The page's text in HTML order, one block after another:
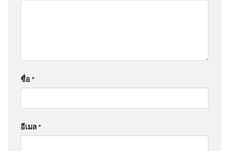
| เรื่องใหญ่สุดสัปดาห์ | สำนักข่าววันนิวส์: “จัดการเอา
ชื่อ *
อีเมล*